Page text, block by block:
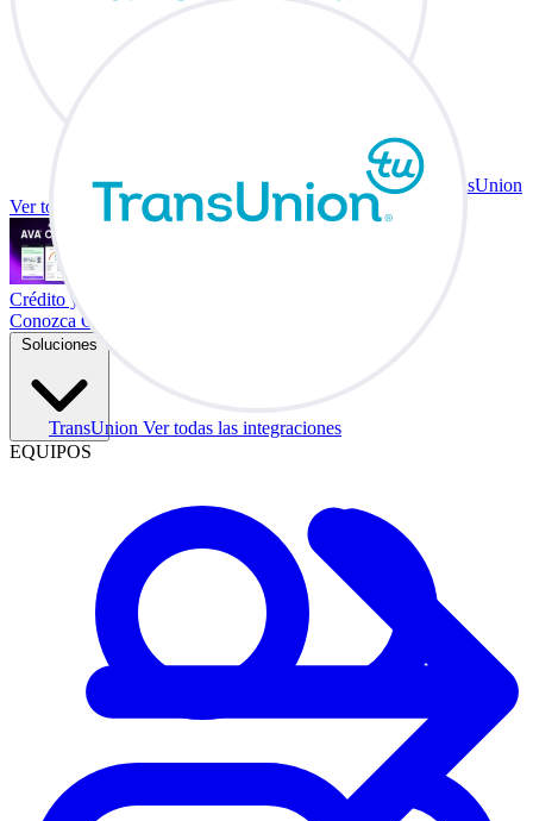
TransUnion Ver todas las integraciones
TransUnion
Ver todas las integraciones
Crédito y vehículo a cambio en su escritorio.
Conozca Co-Driver
Soluciones
EQUIPOS